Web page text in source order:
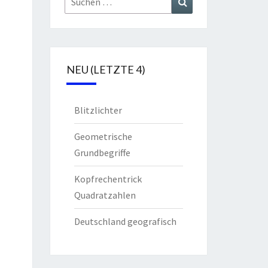
nach:
NEU (LETZTE 4)
Blitzlichter
Geometrische
Grundbegriffe
Kopfrechentrick
Quadratzahlen
Deutschland geografisch